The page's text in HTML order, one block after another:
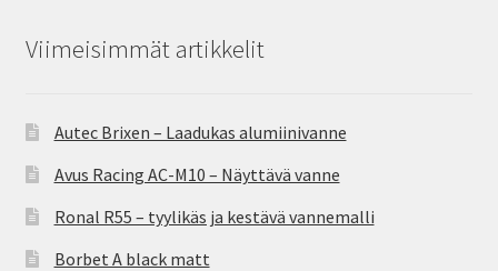
Viimeisimmät artikkelit
Autec Brixen – Laadukas alumiinivanne
Avus Racing AC-M10 – Näyttävä vanne
Ronal R55 – tyylikäs ja kestävä vannemalli
Borbet A black matt